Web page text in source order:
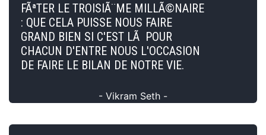
FÃªTER LE TROISIÃ¨ME MILLÃ©NAIRE
: QUE CELA PUISSE NOUS FAIRE
GRAND BIEN SI C'EST LÃ POUR
CHACUN D'ENTRE NOUS L'OCCASION
DE FAIRE LE BILAN DE NOTRE VIE.
- Vikram Seth -